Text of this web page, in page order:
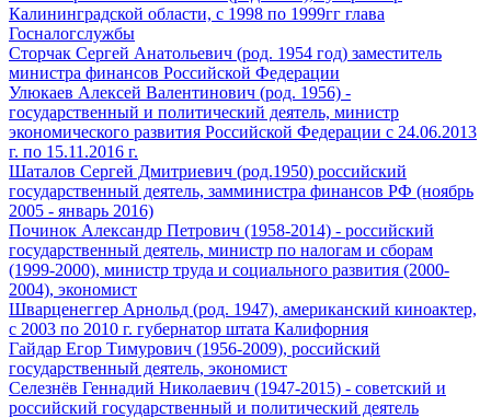
Калининградской области, с 1998 по 1999гг глава
Госналогслужбы
Сторчак Сергей Анатольевич (род. 1954 год) заместитель
министра финансов Российской Федерации
Улюкаев Алексей Валентинович (род. 1956) -
государственный и политический деятель, министр
экономического развития Российской Федерации с 24.06.2013
г. по 15.11.2016 г.
Шаталов Сергей Дмитриевич (род.1950) российский
государственный деятель, замминистра финансов РФ (ноябрь
2005 - январь 2016)
Починок Александр Петрович (1958-2014) - российский
государственный деятель, министр по налогам и сборам
(1999-2000), министр труда и социального развития (2000-
2004), экономист
Шварценеггер Арнольд (род. 1947), американский киноактер,
с 2003 по 2010 г. губернатор штата Калифорния
Гайдар Егор Тимурович (1956-2009), российский
государственный деятель, экономист
Селезнёв Геннадий Николаевич (1947-2015) - советский и
российский государственный и политический деятель